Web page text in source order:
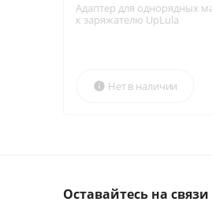
Адаптер для однорядных
к заряжателю UpLula
Нет в наличии

Оставайтесь на связи